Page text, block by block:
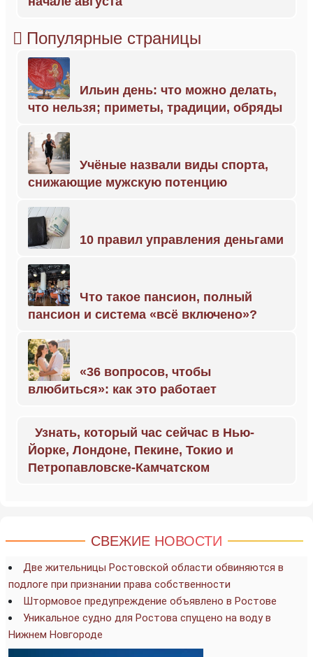
Популярные страницы
Ильин день: что можно делать,
что нельзя; приметы, традиции, обряды
Учёные назвали виды спорта,
снижающие мужскую потенцию
10 правил управления деньгами
Что такое пансион, полный
пансион и система «всё включено»?
«36 вопросов, чтобы
влюбиться»: как это работает
Узнать, который час сейчас в Нью-
Йорке, Лондоне, Пекине, Токио и
Петропавловске-Камчатском
СВЕЖИЕ НОВОСТИ
Две жительницы Ростовской области обвиняются в
подлоге при признании права собственности
Штормовое предупреждение объявлено в Ростове
Уникальное судно для Ростова спущено на воду в
Нижнем Новгороде